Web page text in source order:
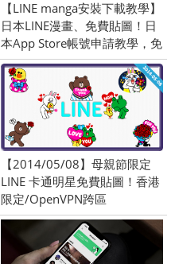
【LINE manga安裝下載教學】
日本LINE漫畫、免費貼圖！日
本App Store帳號申請教學，免
信用卡號 (iOS)
【2014/05/08】母親節限定
LINE 卡通明星免費貼圖！香港
限定/OpenVPN跨區